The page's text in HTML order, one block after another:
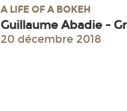
A LIFE OF A BOKEH
Guillaume Abadie -
20 décembre 2018